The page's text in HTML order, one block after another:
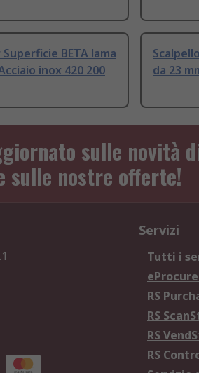
BETA lama
inox 420 200
da 23
sulle novità
sulle nostre offerte!
Servizi
Tutti i
RS
RS
RS
RS